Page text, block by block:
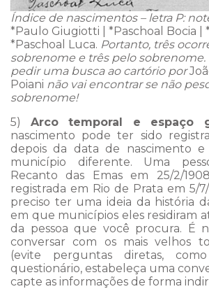
Índice de nascimentos – letra P:
*Paulo Giugiotti | *Paschoal Bocia |
*Paschoal Luca. Portanto, três
sobrenome e três pelo
pedir uma busca ao cartório por
Poiani não vai encontrar se não
sobrenome!
5) Arco temporal e espaço
nascimento pode ter sido
depois da data de nascimento
município diferente. Uma
Recanto das Emas em 25/2/
registrada em Rio de Prata em 5/
preciso ter uma ideia da história
em que municípios eles residiram
da pessoa que você procura. É
conversar com os mais velhos
(evite perguntas diretas,
questionário, estabeleça uma
capte as informações de forma